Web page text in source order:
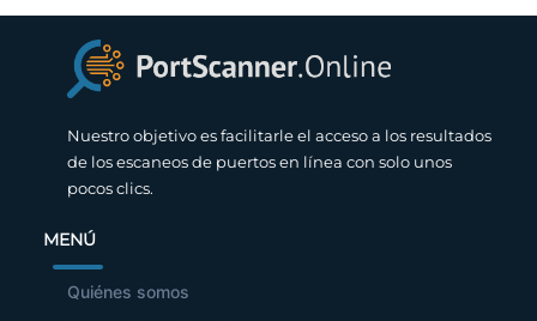
Nuestro objetivo es facilitarle el acceso a los resultados
de los escaneos de puertos en línea con solo unos
pocos clics.
MENÚ
Quiénes somos